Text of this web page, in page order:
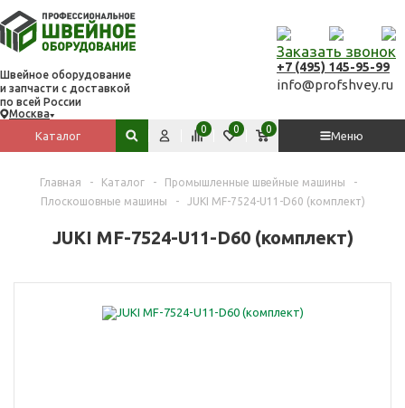
Швейное оборудование
и запчасти с доставкой
по всей России
Москва
Заказать звонок
+7 (495) 145-95-99
info@profshvey.ru
Каталог
Меню
Поиск по сайту
Сравнить
0 Избранное
0 Корзина
0
Главная - Каталог - Промышленные швейные машины
-
Плоскошовные машины
- JUKI MF-7524-U11-D60 (комплект)
JUKI MF-7524-U11-D60 (комплект)